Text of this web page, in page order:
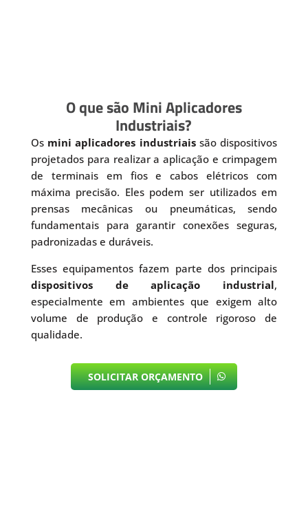
O que são Mini Aplicadores
Industriais?
Os mini aplicadores industriaissão dispositivos
projetados para realizar a aplicação e crimpagem
de terminais em fios e cabos elétricos com
máxima precisão. Eles podem ser utilizados em
prensas mecânicas ou pneumáticas, sendo
fundamentais para garantir conexões seguras,
padronizadas e duráveis.
Esses equipamentos fazem parte dos principais
dispositivos de aplicação industrial,
especialmente em ambientes que exigem alto
volume de produção e controle rigoroso de
qualidade.
SOLICITAR ORÇAMENTO